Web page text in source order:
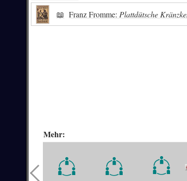
📖 Franz Fromme: Plattdütsche
Mehr: